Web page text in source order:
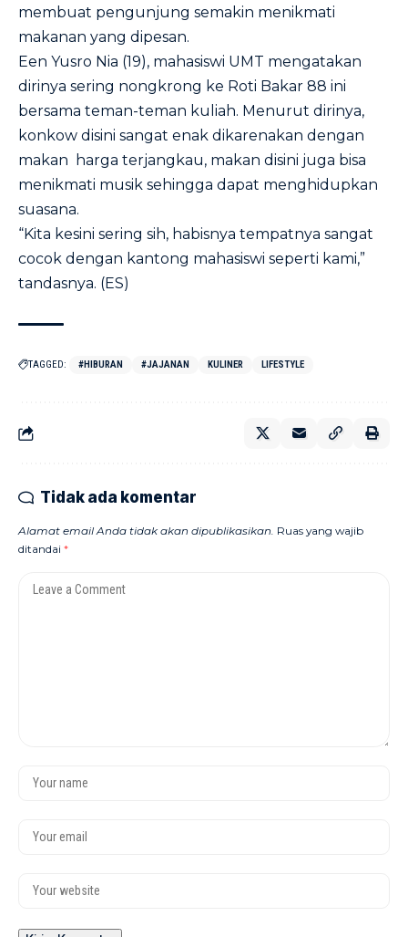
membuat pengunjung semakin menikmati
makanan yang dipesan.
Een Yusro Nia (19), mahasiswi UMT mengatakan
dirinya sering nongkrong ke Roti Bakar 88 ini
bersama teman-teman kuliah. Menurut dirinya,
konkow disini sangat enak dikarenakan dengan
makan harga terjangkau, makan disini juga bisa
menikmati musik sehingga dapat menghidupkan
suasana.
“Kita kesini sering sih, habisnya tempatnya sangat
cocok dengan kantong mahasiswi seperti kami,”
tandasnya. (ES)
TAGGED: #HIBURAN #JAJANAN KULINER LIFESTYLE
Tidak ada komentar
Alamat email Anda tidak akan dipublikasikan. Ruas yang wajib
ditandai *